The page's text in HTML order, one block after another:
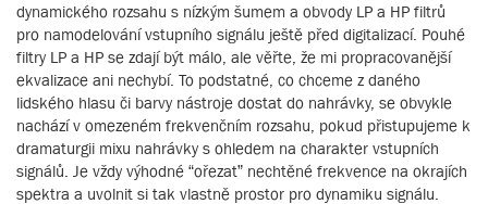
dynamického rozsahu s nízkým šumem a obvody LP a HP filtrů
pro namodelování vstupního signálu ještě před digitalizací. Pouhé
filtry LP a HP se zdají být málo, ale věřte, že mi propracovanější
ekvalizace ani nechybí. To podstatné, co chceme z daného
lidského hlasu či barvy nástroje dostat do nahrávky, se obvykle
nachází v omezeném frekvenčním rozsahu, pokud přistupujeme k
dramaturgii mixu nahrávky s ohledem na charakter vstupních
signálů. Je vždy výhodné “ořezat” nechtěné frekvence na okrajích
spektra a uvolnit si tak vlastně prostor pro dynamiku signálu.